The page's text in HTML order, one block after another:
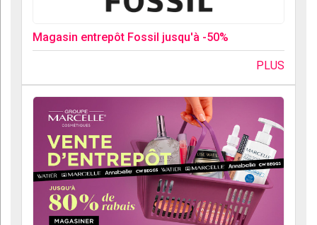
Magasin entrepôt Fossil jusqu'à -50%
PLUS